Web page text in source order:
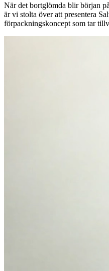
När det bortglömda blir början
är vi stolta över att presentera
förpackningskoncept som tar